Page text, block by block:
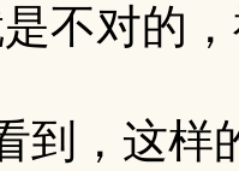
不对的
，这样